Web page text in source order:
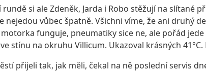
rundě si ale Zdeněk, Jarda i Robo stěžují na slítané
nejedou vůbec špatně. Všichni víme, že ani druhý
motorka funguje, pneumatiky sice ne, ale pořád
stínu na okruhu Villicum. Ukazoval krásných
přijeli tak, jak měli, čekal na ně poslední servis